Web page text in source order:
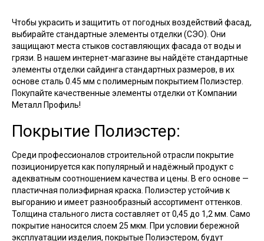
Чтобы украсить и защитить от погодных воздействий фасад,
выбирайте стандартные элементы отделки (СЭО). Они
защищают места стыков составляющих фасада от воды и
грязи. В нашем интернет-магазине вы найдёте стандартные
элементы отделки сайдинга стандартных размеров, в их
основе сталь 0.45 мм с полимерным покрытием Полиэстер.
Покупайте качественные элементы отделки от Компании
Металл Профиль!
Покрытие Полиэстер:
Среди профессионалов строительной отрасли покрытие
позиционируется как популярный и надёжный продукт с
адекватным соотношением качества и цены. В его основе —
пластичная полиэфирная краска. Полиэстер устойчив к
выгоранию и имеет разнообразный ассортимент оттенков.
Толщина стального листа составляет от 0,45 до 1,2 мм. Само
покрытие наносится слоем 25 мкм. При условии бережной
эксплуатации изделия, покрытые Полиэстером, будут